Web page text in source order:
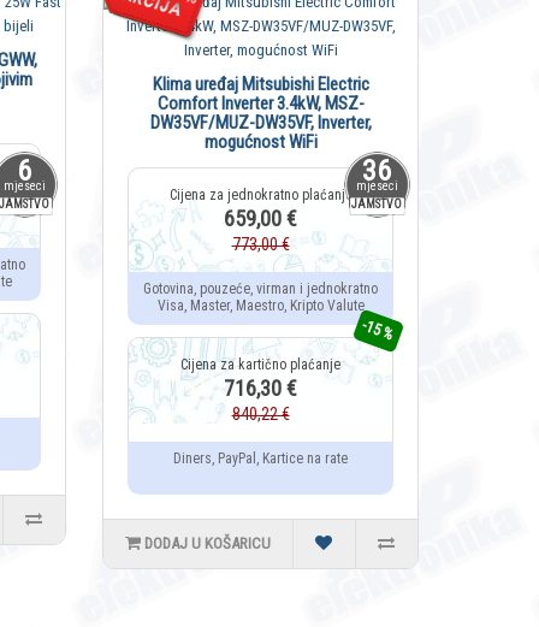
6
mjeseci
JAMSTVO
36
mjeseci
JAMSTVO
Klima uređaj Mitsubishi Electric
Comfort Inverter 3.4kW, MSZ-
DW35VF/MUZ-DW35VF, Inverter,
mogućnost WiFi
659,00 €
773,00 €
Gotovina, pouzeće, virman i jednokratno
Visa, Master, Maestro, Kripto Valute
-15 %
716,30 €
840,22 €
Diners, PayPal, Kartice na rate
DODAJ U KOŠARICU